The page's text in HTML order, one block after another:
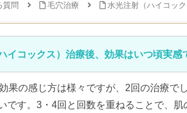
質問 毛穴治療 水光注射（ハイコック
イコックス）治療後、効果はいつ頃実感
果の感じ方は様々ですが、2回の治療で
です。3・4回と回数を重ねることで、肌